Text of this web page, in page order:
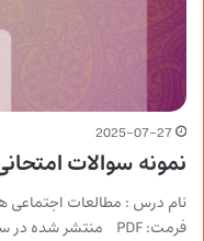
2025-07-27
نمونه سوالات
نام درس : مطالعات اجتماعی
فرمت: PDF منتشر شده در سایت تـرنـج بــوکــ…